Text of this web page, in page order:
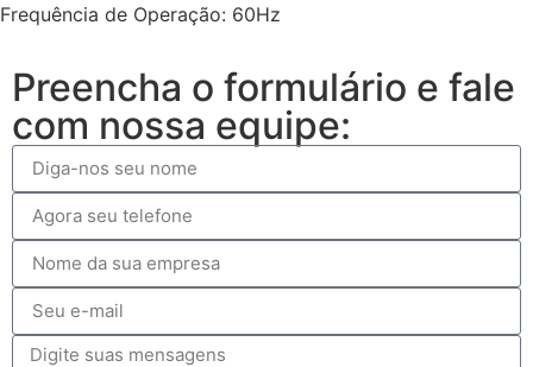
Frequência de Operação: 60Hz
Preencha o formulário e fale
com nossa equipe: